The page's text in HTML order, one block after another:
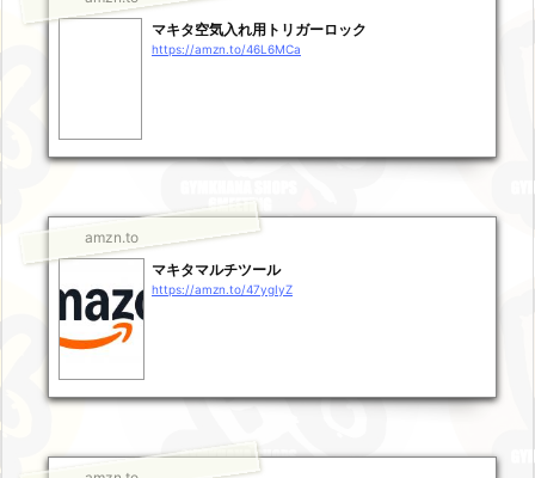
マキタ空気入れ用トリガーロック
https://amzn.to/46L6MCa
amzn.to
マキタマルチツール
https://amzn.to/47ygIyZ